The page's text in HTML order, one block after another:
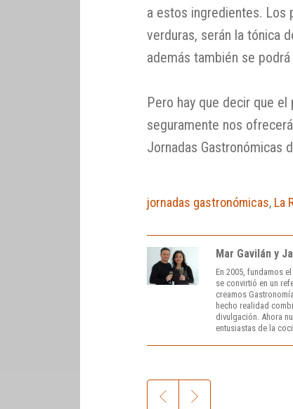
a estos ingredientes. Los
verduras, serán la tónica
además también se
Pero hay que decir que
seguramente nos
Jornadas Gastronómicas
jornadas gastronómicas, La
Mar Gavilán y
En 2005, fundamos
se convirtió en un
creamos
hecho realidad
divulgación. Ahora
entusiastas de la